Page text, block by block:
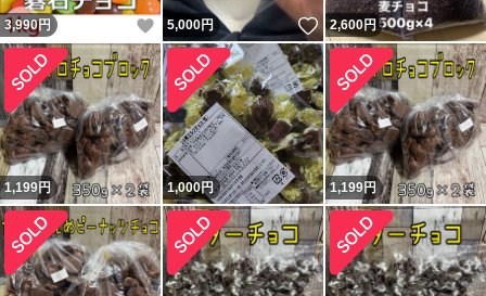
3,990円 いいね！
5,000円 いいね！
2,600円
1,199円 1,000円 1,199円